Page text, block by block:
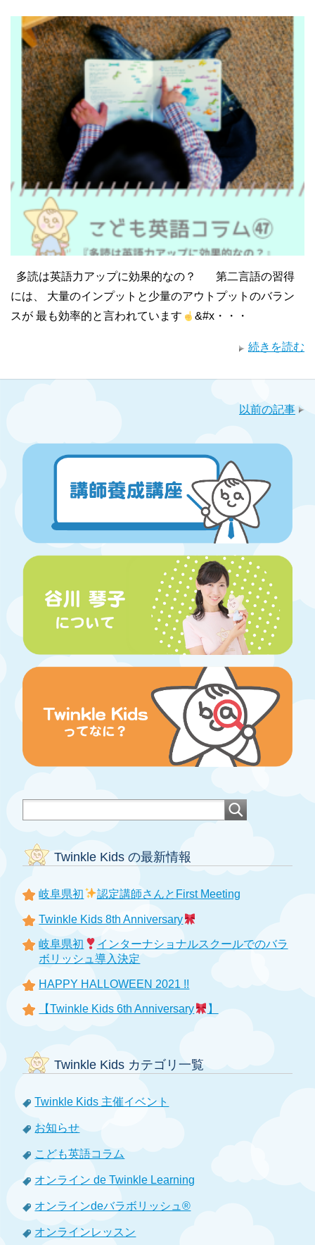
多読は英語力アップに効果的なの？ 第二言語の習得
には、 大量のインプットと少量のアウトプットのバラン
スが 最も効率的と言われています
&#x・・・
続きを読む
以前の記事
Twinkle Kids の最新情報
岐阜県初 認定講師さんとFirst Meeting
Twinkle Kids 8th Anniversary
岐阜県初
インターナショナルスクールでのバラ
ボリッシュ導入決定
HAPPY HALLOWEEN 2021 !!
【Twinkle Kids 6th Anniversary 】
Twinkle Kids カテゴリ一覧
Twinkle Kids 主催イベント
お知らせ
こども英語コラム
オンライン de Twinkle Learning
オンラインdeバラボリッシュ®
オンラインレッスン